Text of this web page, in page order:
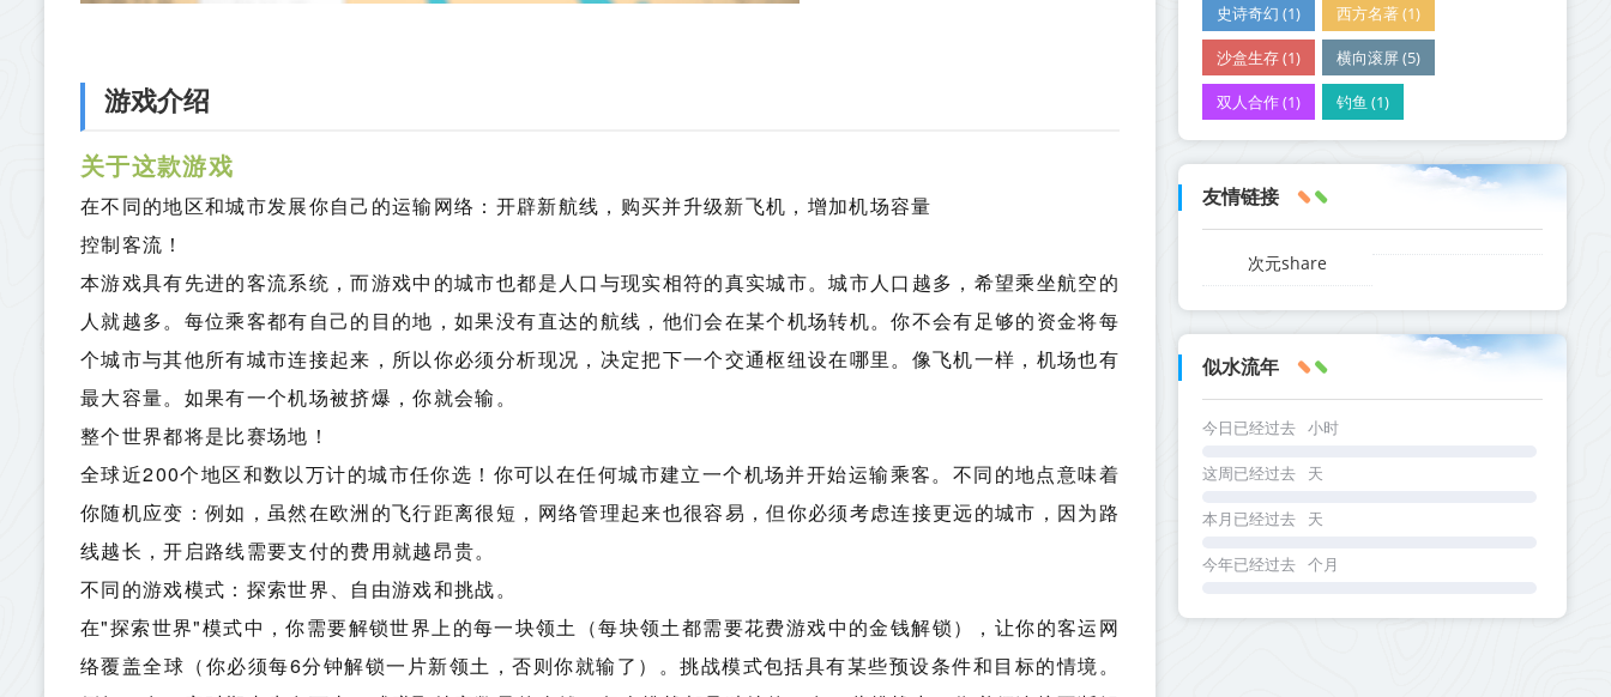
游戏介绍
关于这款游戏
在不同的地区和城市发展你自己的运输网络：开辟新航线，购买并升级新飞机，增加机场容量
控制客流！
本游戏具有先进的客流系统，而游戏中的城市也都是人口与现实相符的真实城市。城市人口越多，希望乘坐航空的
人就越多。每位乘客都有自己的目的地，如果没有直达的航线，他们会在某个机场转机。你不会有足够的资金将每
个城市与其他所有城市连接起来，所以你必须分析现况，决定把下一个交通枢纽设在哪里。像飞机一样，机场也有
最大容量。如果有一个机场被挤爆，你就会输。
整个世界都将是比赛场地！
全球近200个地区和数以万计的城市任你选！你可以在任何城市建立一个机场并开始运输乘客。不同的地点意味着
你随机应变：例如，虽然在欧洲的飞行距离很短，网络管理起来也很容易，但你必须考虑连接更远的城市，因为路
线越长，开启路线需要支付的费用就越昂贵。
不同的游戏模式：探索世界、自由游戏和挑战。
在"探索世界"模式中，你需要解锁世界上的每一块领土（每块领土都需要花费游戏中的金钱解锁），让你的客运网
络覆盖全球（你必须每6分钟解锁一片新领土，否则你就输了）。挑战模式包括具有某些预设条件和目标的情境。
史诗奇幻 (1) 西方名著 (1)
沙盒生存 (1) 横向滚屏 (5)
双人合作 (1) 钓鱼 (1)
友情链接
次元share
似水流年
今日已经过去 小时
这周已经过去 天
本月已经过去 天
今年已经过去 个月